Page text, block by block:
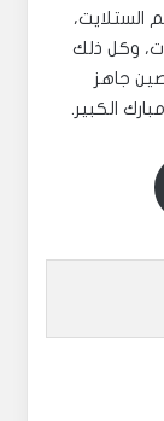
وكل ذلك
جاهز
الكبير.